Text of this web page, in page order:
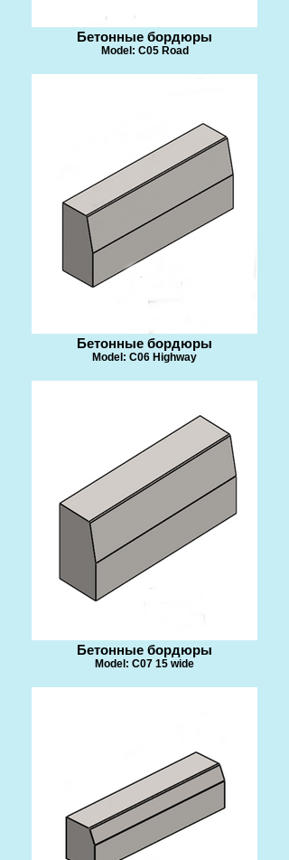
Бетонные бордюры
Model: C05 Road
Бетонные бордюры
Model: C06 Highway
Бетонные бордюры
Model: C07 15 wide